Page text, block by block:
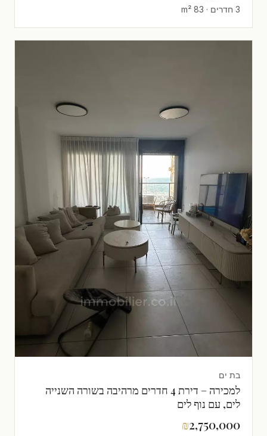
3 חדרים · 83 m²
בת ים
למכירה – דירת 4 חדרים מרהיבה בשורה השנייה
לים, עם נוף לים
₪2,750,000